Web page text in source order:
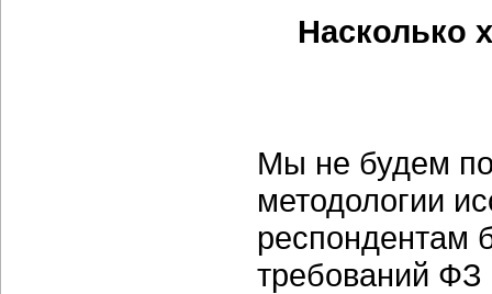
Насколько
Мы не будем
методологии
респондентам
требований